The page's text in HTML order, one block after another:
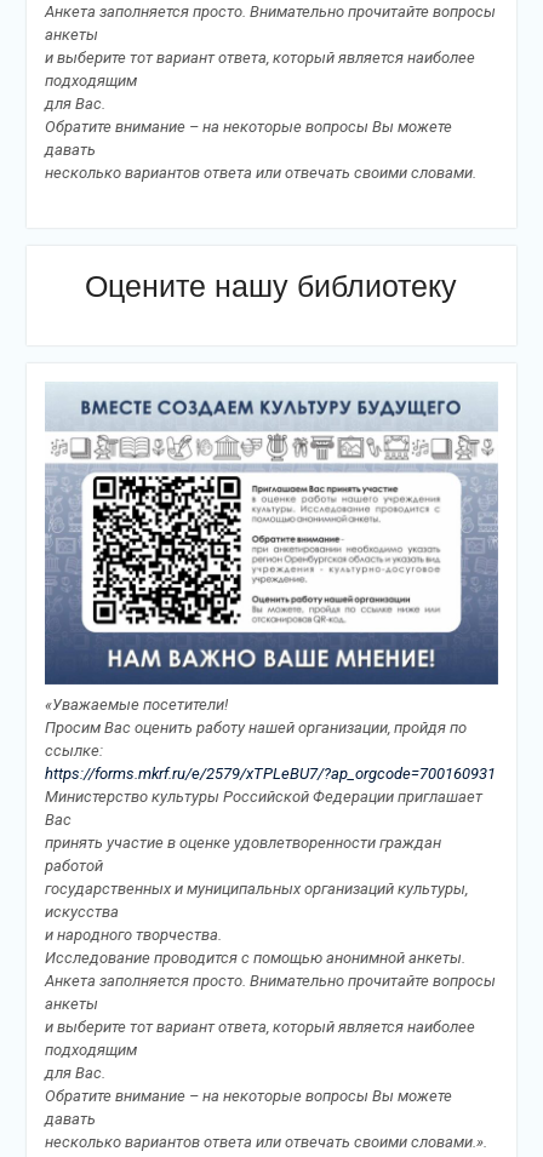
Анкета заполняется просто. Внимательно прочитайте вопросы
анкеты
и выберите тот вариант ответа, который является наиболее
подходящим
для Вас.
Обратите внимание – на некоторые вопросы Вы можете
давать
несколько вариантов ответа или отвечать своими словами.
Оцените нашу библиотеку
«Уважаемые посетители!
Просим Вас оценить работу нашей организации, пройдя по
ссылке:
https://forms.mkrf.ru/e/2579/xTPLeBU7/?ap_orgcode=700160931
Министерство культуры Российской Федерации приглашает
Вас
принять участие в оценке удовлетворенности граждан
работой
государственных и муниципальных организаций культуры,
искусства
и народного творчества.
Исследование проводится с помощью анонимной анкеты.
Анкета заполняется просто. Внимательно прочитайте вопросы
анкеты
и выберите тот вариант ответа, который является наиболее
подходящим
для Вас.
Обратите внимание – на некоторые вопросы Вы можете
давать
несколько вариантов ответа или отвечать своими словами.».